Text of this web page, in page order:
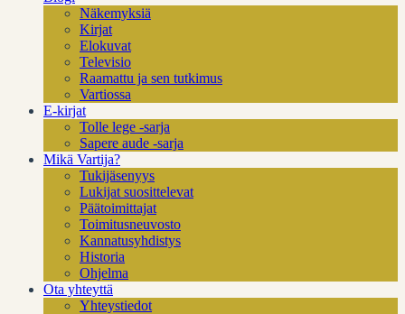
Näkemyksiä
Kirjat
Elokuvat
Televisio
Raamattu ja sen tutkimus
Vartiossa
E-kirjat
Tolle lege -sarja
Sapere aude -sarja
Mikä Vartija?
Tukijäsenyys
Lukijat suosittelevat
Päätoimittajat
Toimitusneuvosto
Kannatusyhdistys
Historia
Ohjelma
Ota yhteyttä
Yhteystiedot